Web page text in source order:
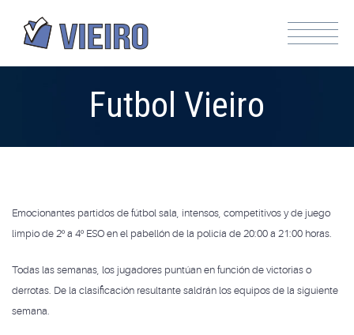
Futbol Vieiro
Emocionantes partidos de fútbol sala, intensos, competitivos y de juego
limpio de 2º a 4º ESO en el pabellón de la policía de 20:00 a 21:00 horas.
Todas las semanas, los jugadores puntúan en función de victorias o
derrotas. De la clasificación resultante saldrán los equipos de la siguiente
semana.